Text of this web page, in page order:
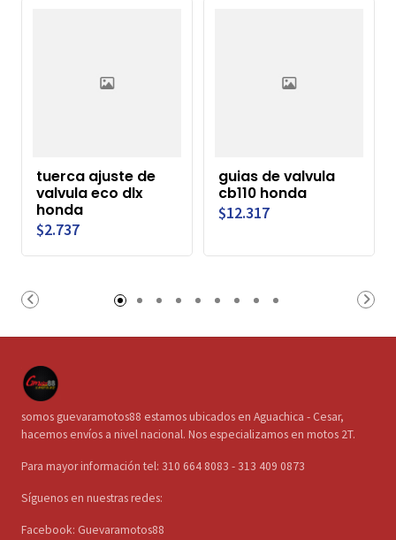
tuerca ajuste de
valvula eco dlx
honda
$2.737
guias de valvula
cb110 honda
$12.317
somos guevaramotos88 estamos ubicados en Aguachica - Cesar,
hacemos envíos a nivel nacional. Nos especializamos en motos 2T.
Para mayor información tel: 310 664 8083 - 313 409 0873
Síguenos en nuestras redes:
Facebook: Guevaramotos88